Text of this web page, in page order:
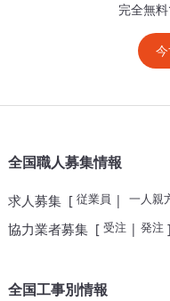
完全無
全国職人募集情報
求人募集[ 従業員| 一人親
協力業者募集[ 受注| 発注]
全国工事別情報